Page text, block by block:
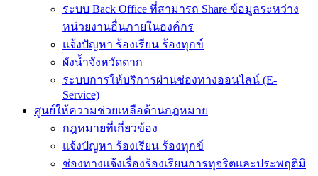
ระบบ Back Office ที่สามารถ Share ข้อมูลระหว่าง
หน่วยงานอื่นภายในองค์กร
แจ้งปัญหา ร้องเรียน ร้องทุกข์
ผังน้ำจังหวัดตาก
ระบบการให้บริการผ่านช่องทางออนไลน์ (E-
Service)
ศูนย์ให้ความช่วยเหลือด้านกฎหมาย
กฎหมายที่เกี่ยวข้อง
แจ้งปัญหา ร้องเรียน ร้องทุกข์
ช่องทางแจ้งเรื่องร้องเรียนการทุจริตและประพฤติมิ